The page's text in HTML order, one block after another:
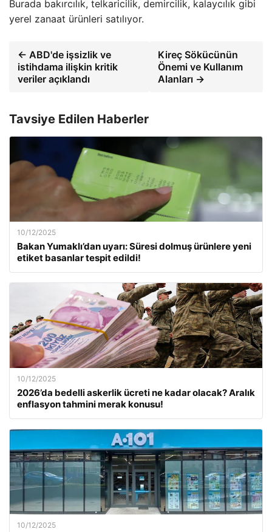
Burada bakırcılık, telkaricilik, demircilik, kalaycılık gibi
yerel zanaat ürünleri satılıyor.
← ABD'de işsizlik ve
istihdama ilişkin kritik
veriler açıklandı
Kireç Sökücünün
Önemi ve Kullanım
Alanları →
Tavsiye Edilen Haberler
10/12/2025
Bakan Yumaklı’dan uyarı: Süresi dolmuş ürünlere yeni
etiket basanlar tespit edildi!
10/12/2025
2026’da bedelli askerlik ücreti ne kadar olacak? Aralık
enflasyon tahmini merak konusu!
10/12/2025